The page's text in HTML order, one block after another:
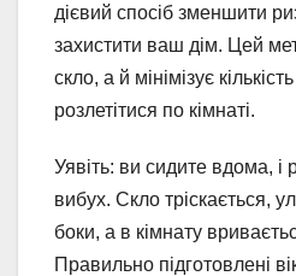
дієвий спосіб зменшити
захистити ваш дім. Цей
скло, а й мінімізує
розлетітися по кімнаті.
Уявіть: ви сидите вдома, і
вибух. Скло тріскається,
боки, а в кімнату
Правильно підготовлені